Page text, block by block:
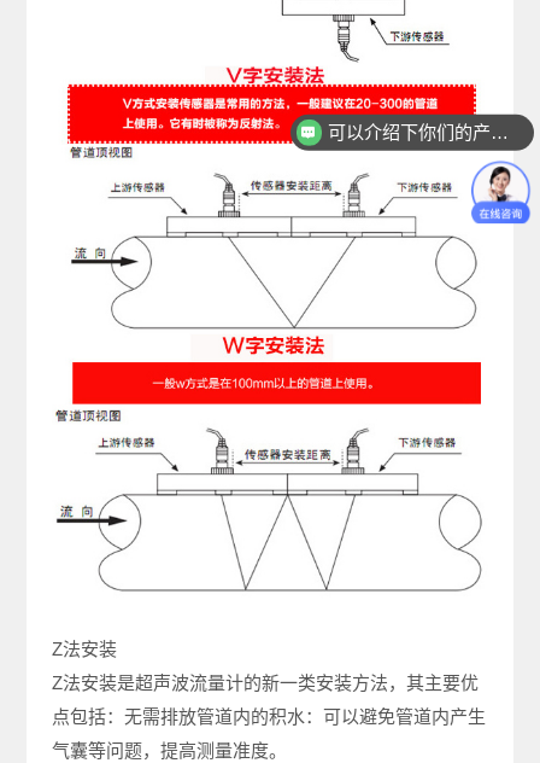
Z法安装
Z法安装是超声波流量计的新一类安装方法，其主要优
点包括：无需排放管道内的积水：可以避免管道内产生
气囊等问题，提高测量准度。
可以介绍下你们的产品么